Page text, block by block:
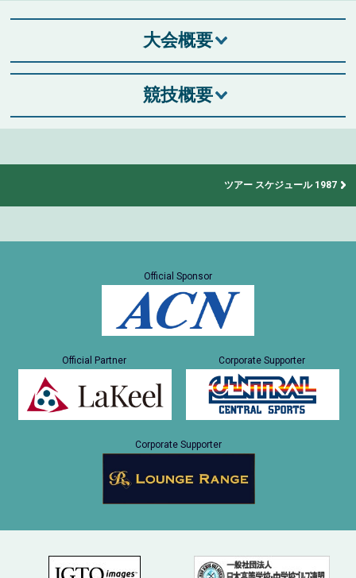
大会概要
競技概要
ツアー スケジュール 1987
Official Sponsor
Official Partner Corporate Supporter
Corporate Supporter